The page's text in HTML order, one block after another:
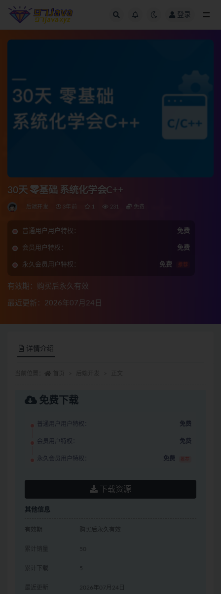
登录
30天 零基础 系统化学会C++
后端开发 3年前 1 231 免费
普通用户用户特权： 免费
会员用户特权： 免费
永久会员用户特权： 免费 推荐
有效期：购买后永久有效
最近更新：2026年07月24日
详情介绍
免费下载
普通用户用户特权： 免费
会员用户特权： 免费
永久会员用户特权： 免费 推荐
下载资源
其他信息
有效期 购买后永久有效
累计销量 50
累计下载 5
最近更新 2026年07月24日